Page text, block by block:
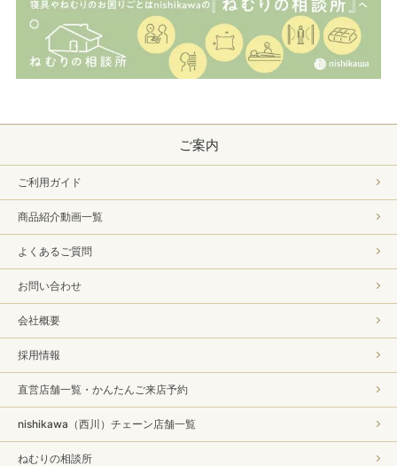
ご案内
ご利用ガイド
商品紹介動画一覧
よくあるご質問
お問い合わせ
会社概要
採用情報
直営店舗一覧・かんたんご来店予約
nishikawa（西川）チェーン店舗一覧
ねむりの相談所